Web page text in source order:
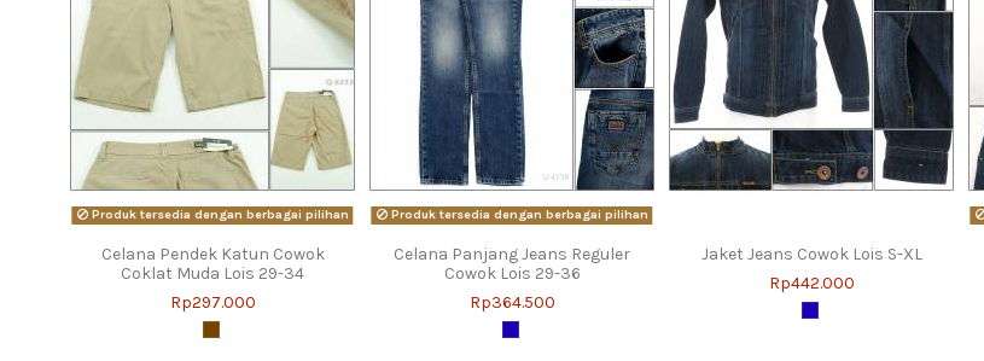
Produk tersedia dengan berbagai pilihan
Celana Pendek Katun Cowok
Coklat Muda Lois 29-34
Rp297.000
Produk tersedia dengan berbagai pilihan
Celana Panjang Jeans Reguler
Cowok Lois 29-36
Rp364.500
Jaket Jeans Cowok Lois S-XL
Rp442.000